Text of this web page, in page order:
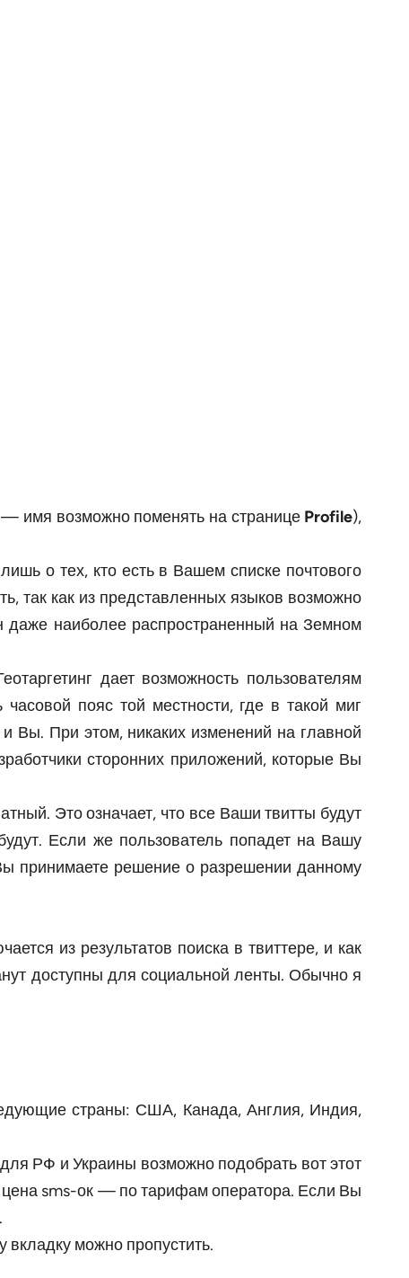
имя возможно поменять на странице Profile),
о тех, кто есть в Вашем списке почтового
так как из представленных языков возможно
даже наиболее распространенный на Земном
дает возможность пользователям
пояс той местности, где в такой миг
Вы. При этом, никаких изменений на главной
сторонних приложений, которые Вы
Это означает, что все Ваши твитты будут
Если же пользователь попадет на Вашу
принимаете решение о разрешении данному
из результатов поиска в твиттере, и как
доступны для социальной ленты. Обычно я
страны: США, Канада, Англия, Индия,
РФ и Украины возможно подобрать вот этот
цена sms-ок — по тарифам оператора. Если Вы
вкладку можно пропустить.